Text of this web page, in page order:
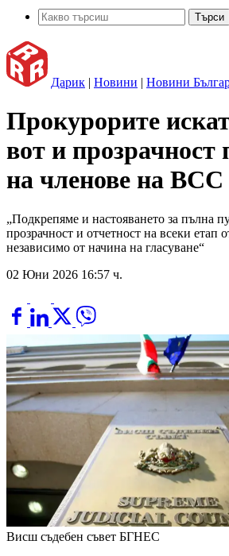
Дарик | Новини | Новини
Прокурорите
вот и прозрачност
на членове на ВСС
„Подкрепяме и настояването за пълна
прозрачност и отчетност на всеки етап
независимо от начина на гласуване“
02 Юни 2026 16:57 ч.
Висш съдебен съвет БГНЕС